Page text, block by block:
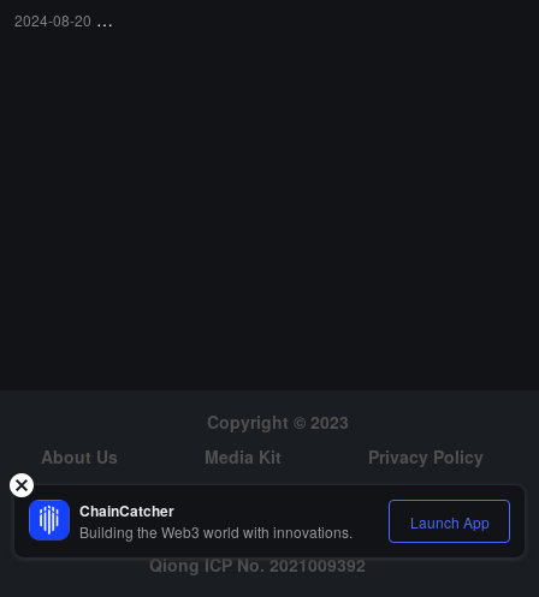
0 万ドルでした。昨日、グレースケール（Grayscal
2024-08-20 イーサリアム現物ETF、グレースケールイーサリアムミニ信託ETH
Copyright © 2023
About Us
Media Kit
Privacy Policy
Risk Warning
Hiring
Qiong ICP No. 2021009392
ChainCatcher
Building the Web3 world with innovations. Launch App